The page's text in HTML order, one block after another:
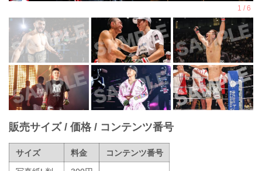
販売サイズ / 価格 / コンテンツ番号
サイズ 料金
コンテンツ番号